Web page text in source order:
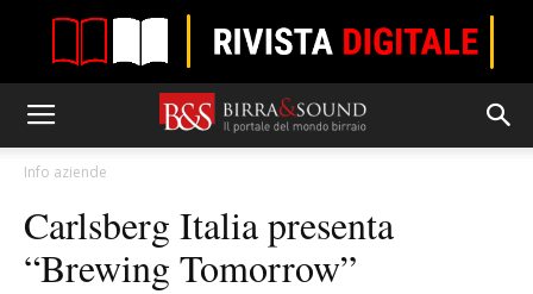
Info aziende
Carlsberg Italia presenta
“Brewing Tomorrow”